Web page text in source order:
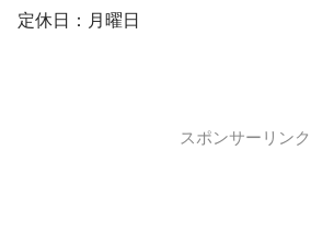
定休日：月曜日
スポンサーリンク